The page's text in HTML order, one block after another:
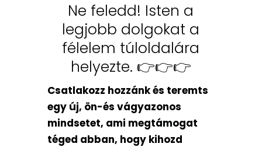
Ne feledd! Isten a
legjobb dolgokat a
félelem túloldalára
helyezte. 👉👉👉
Csatlakozz hozzánk és teremts
egy új, ön-és vágyazonos
mindsetet, ami megtámogat
téged abban, hogy kihozd